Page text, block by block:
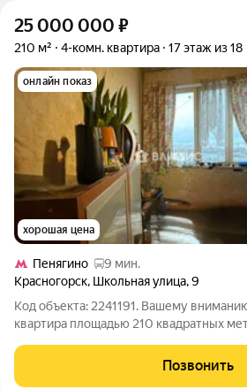
25 000 000 ₽
210 м² 4-комн. квартира 17 этаж из 18
онлайн показ
хорошая цена
Пенягино
9 мин.
Красногорск, Школьная улица,9
Код объекта: 2241191. Вашему
квартира площадью 210 квадратных
позволяет новому владельцу
пожелания и воплотить в мечту удобную
Позвонить